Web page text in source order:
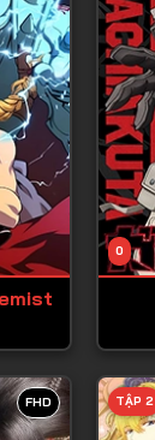
Tập 20
Tập 21
Tập 22
Tập 23
Tập 24
Tập 25
Tập 26
Tập 29
0
FHD TẬP 2